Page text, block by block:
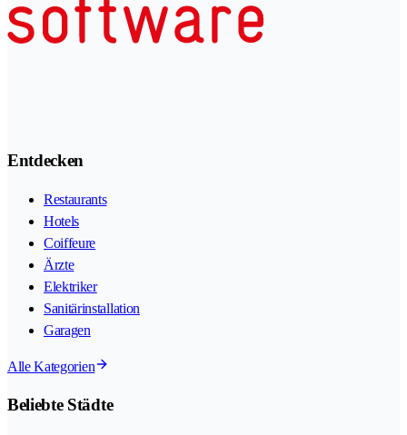
Entdecken
Restaurants
Hotels
Coiffeure
Ärzte
Elektriker
Sanitärinstallation
Garagen
Alle Kategorien
Beliebte Städte